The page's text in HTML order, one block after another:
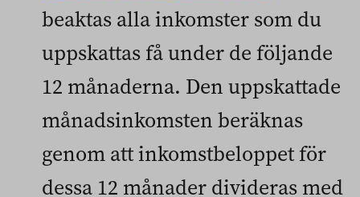
beaktas alla inkomster som du
uppskattas få under de följande
12 månaderna. Den uppskattade
månadsinkomsten beräknas
genom att inkomstbeloppet för
dessa 12 månader divideras med